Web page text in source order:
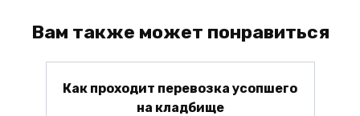
Вам также может понравиться
Как проходит перевозка усопшего
на кладбище